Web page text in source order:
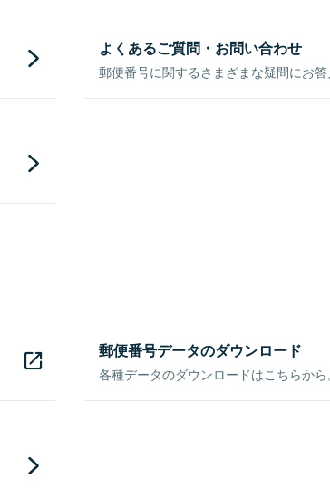
よくあるご質問・お問い合わせ
郵便番号に関するさまざまな疑問にお答
郵便番号データのダウンロード
各種データのダウンロードはこちらから